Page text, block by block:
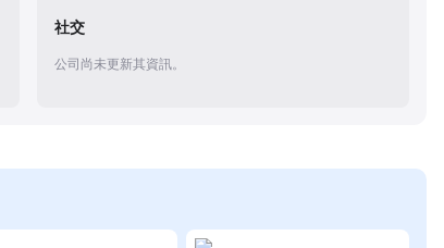
社交
公司尚未更新其資訊。